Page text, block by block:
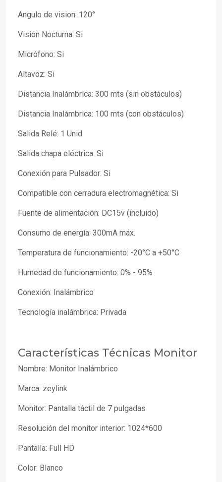
Angulo de vision: 120°
Visión Nocturna: Si
Micrófono: Si
Altavoz: Si
Distancia Inalámbrica: 300 mts (sin obstáculos)
Distancia Inalámbrica: 100 mts (con obstáculos)
Salida Relé: 1 Unid
Salida chapa eléctrica: Si
Conexión para Pulsador: Si
Compatible con cerradura electromagnética: Si
Fuente de alimentación: DC15v (incluido)
Consumo de energía: 300mA máx.
Temperatura de funcionamiento: -20°C a +50°C
Humedad de funcionamiento: 0% - 95%
Conexión: Inalámbrico
Tecnología inalámbrica: Privada
Características Técnicas Monitor
Nombre: Monitor Inalámbrico
Marca: zeylink
Monitor: Pantalla táctil de 7 pulgadas
Resolución del monitor interior: 1024*600
Pantalla: Full HD
Color: Blanco